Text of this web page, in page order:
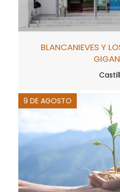
BLANCANIEVES Y
9 DE AGOSTO